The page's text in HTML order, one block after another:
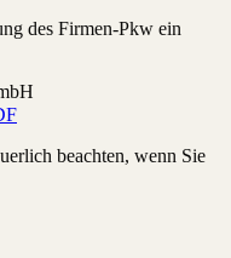
des Firmen-Pkw ein
beachten, wenn Sie